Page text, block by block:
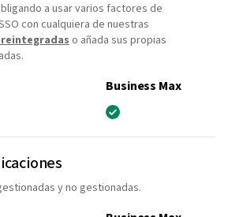
a usar varios factores de
con cualquiera de nuestras
o añada sus propias
Business Max
y no gestionadas.